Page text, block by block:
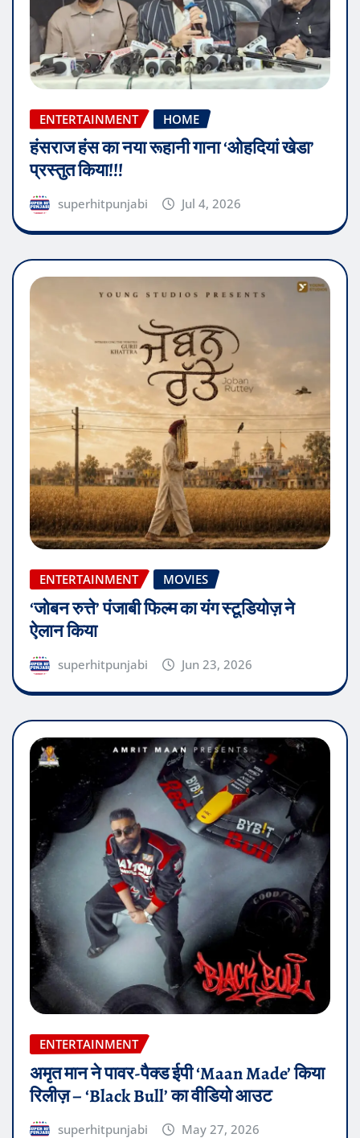
ENTERTAINMENT HOME
हंसराज हंस का नया रूहानी गाना ‘ओहदियां खेडा’
प्रस्तुत किया!!!
superhitpunjabi Jul 4, 2026
ENTERTAINMENT MOVIES
‘जोबन रुत्ते’ पंजाबी फिल्म का यंग स्टूडियोज़ ने
ऐलान किया
superhitpunjabi Jun 23, 2026
ENTERTAINMENT
अमृत मान ने पावर-पैक्ड ईपी ‘Maan Made’ किया
रिलीज़ – ‘Black Bull’ का वीडियो आउट
superhitpunjabi May 27, 2026